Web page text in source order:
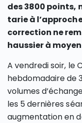
des 3800 points,
tarie à
correction ne
haussier à
A vendredi soir, le
hebdomadaire de
volumes
les 5 dernières
augmentation en